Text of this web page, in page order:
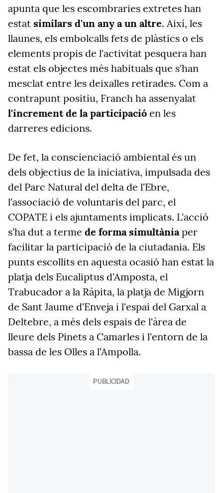
apunta que les escombraries extretes han
estat similars d'un any a un altre. Així, les
llaunes, els embolcalls fets de plàstics o els
elements propis de l'activitat pesquera han
estat els objectes més habituals que s'han
mesclat entre les deixalles retirades. Com a
contrapunt positiu, Franch ha assenyalat
l'increment de la participació en les
darreres edicions.
De fet, la conscienciació ambiental és un
dels objectius de la iniciativa, impulsada des
del Parc Natural del delta de l'Ebre,
l'associació de voluntaris del parc, el
COPATE i els ajuntaments implicats. L'acció
s'ha dut a terme de forma simultàniaper
facilitar la participació de la ciutadania. Els
punts escollits en aquesta ocasió han estat la
platja dels Eucaliptus d'Amposta, el
Trabucador a la Ràpita, la platja de Migjorn
de Sant Jaume d'Enveja i l'espai del Garxal a
Deltebre, a més dels espais de l'àrea de
lleure dels Pinets a Camarles i l'entorn de la
bassa de les Olles a l'Ampolla.
PUBLICIDAD